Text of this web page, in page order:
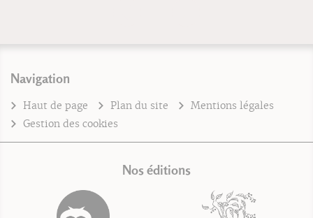
Navigation
Haut de page Plan du site
Mentions légales
Gestion des cookies
Nos éditions